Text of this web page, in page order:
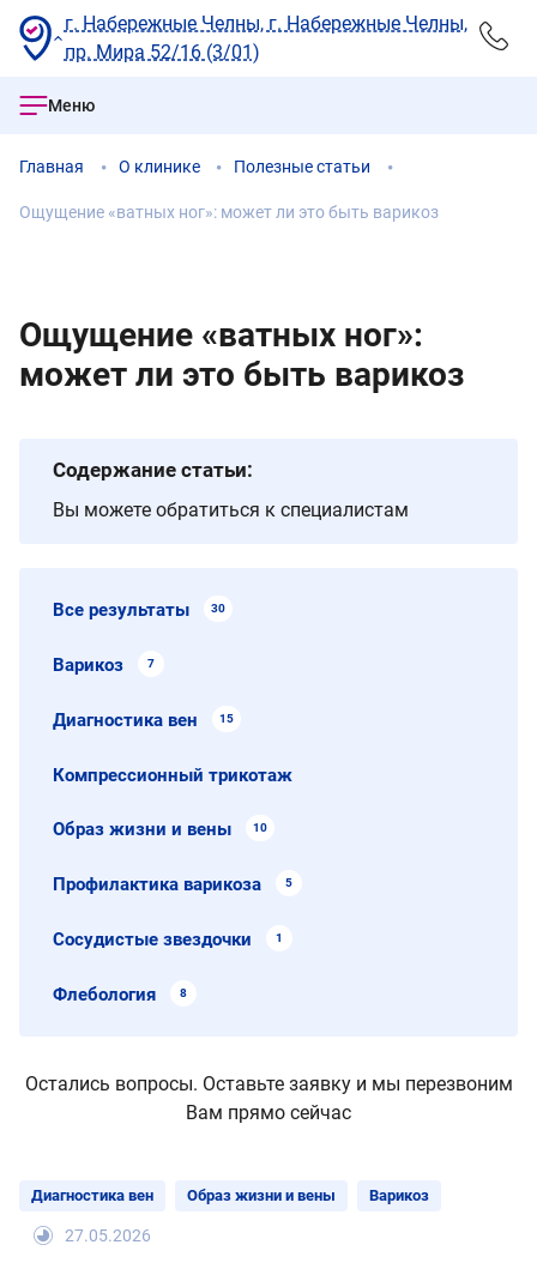
г. Набережные Челны, г. Набережные Челны,
пр. Мира 52/16 (3/01)
Меню
Главная О клинике Полезные статьи
Ощущение «ватных ног»: может ли это быть варикоз
Ощущение «ватных ног»:
может ли это быть варикоз
Диагностика вен Образ жизни и вены Варикоз
27.05.2026
Содержание статьи:
Вы можете обратиться к специалистам
Все результаты 30
Варикоз 7
Диагностика вен 15
Компрессионный трикотаж
Образ жизни и вены 10
Профилактика варикоза 5
Сосудистые звездочки 1
Флебология 8
Остались вопросы. Оставьте заявку и мы перезвоним
Вам прямо сейчас